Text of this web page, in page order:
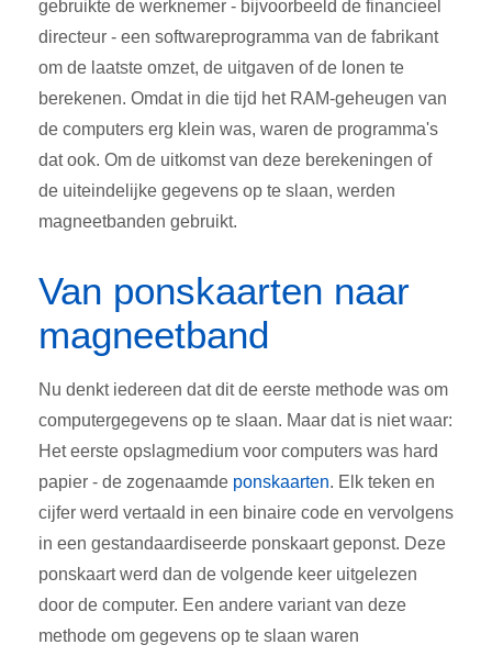
gebruikte de werknemer - bijvoorbeeld de financieel
directeur - een softwareprogramma van de fabrikant
om de laatste omzet, de uitgaven of de lonen te
berekenen. Omdat in die tijd het RAM-geheugen van
de computers erg klein was, waren de programma's
dat ook. Om de uitkomst van deze berekeningen of
de uiteindelijke gegevens op te slaan, werden
magneetbanden gebruikt.
Van ponskaarten naar
magneetband
Nu denkt iedereen dat dit de eerste methode was om
computergegevens op te slaan. Maar dat is niet waar:
Het eerste opslagmedium voor computers was hard
papier - de zogenaamde ponskaarten. Elk teken en
cijfer werd vertaald in een binaire code en vervolgens
in een gestandaardiseerde ponskaart geponst. Deze
ponskaart werd dan de volgende keer uitgelezen
door de computer. Een andere variant van deze
methode om gegevens op te slaan waren